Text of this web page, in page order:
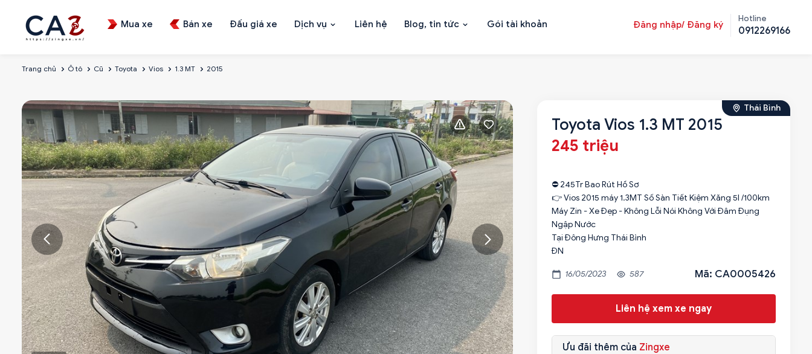
Mua xe Bán xe Đấu giá xe Dịch vụ Liên hệ Blog, tin tức Gói tài khoản Đăng nhập/ Đăng ký
Hotline
0912269166
Trang chủ Ô tô Cũ Toyota Vios 1.3 MT 2015
Thái Bình
Toyota Vios 1.3 MT 2015
245 triệu
⛔ 245Tr Bao Rút Hồ Sơ
👉 Vios 2015 máy 1.3MT Số Sàn Tiết Kiệm Xăng 5l /100km
Máy Zin - Xe Đẹp - Không Lỗi Nói Không Với Đâm Đụng
Ngập Nước
Tại Đông Hưng Thái Bình
ĐN
16/05/2023 587 Mã: CA0005426
Liên hệ xem xe ngay
Ưu đãi thêm của Zingxe